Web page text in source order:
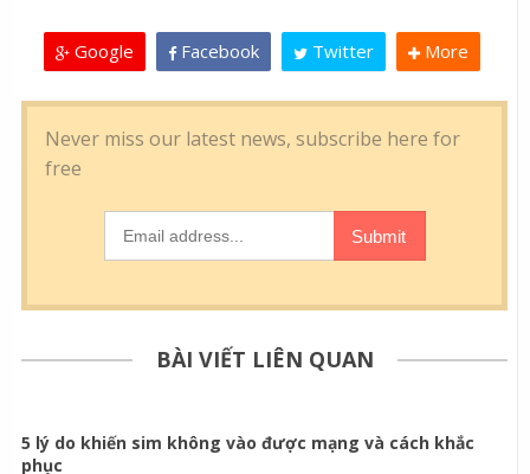
Google Facebook Twitter More
BÀI VIẾT LIÊN QUAN
5 lý do khiến sim không vào được mạng và cách khắc
phục